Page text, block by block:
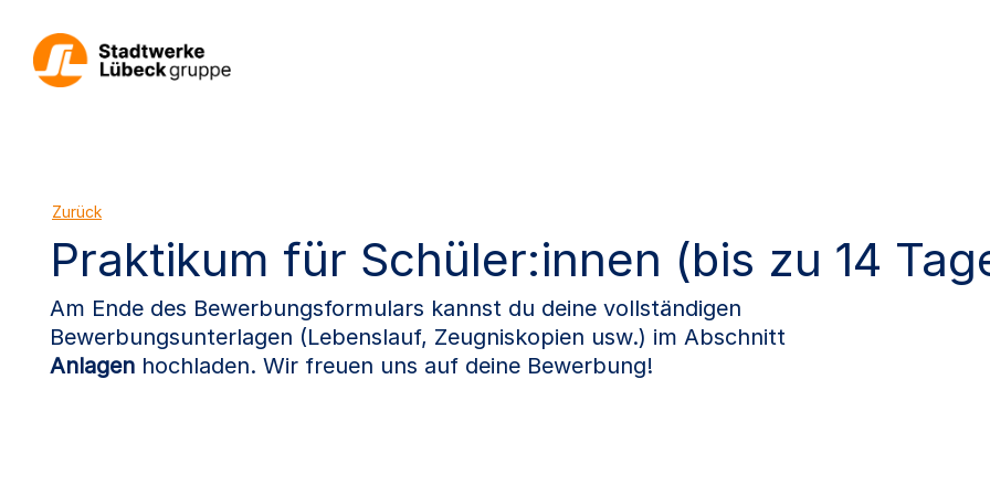
Zurück
Praktikum für Schüler:innen (bis zu 14
Am Ende des Bewerbungsformulars kannst du deine vollständigen
Bewerbungsunterlagen (Lebenslauf, Zeugniskopien usw.) im Abschnitt
Anlagen hochladen. Wir freuen uns auf deine Bewerbung!